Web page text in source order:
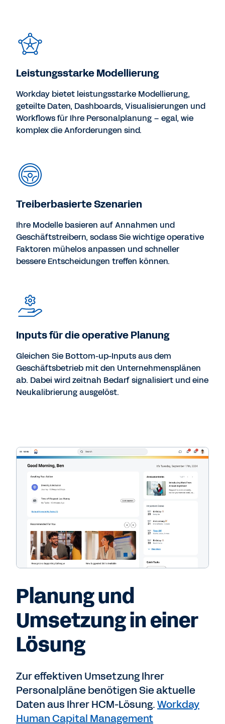
Leistungsstarke Modellierung
Workday bietet leistungsstarke Modellierung,
geteilte Daten, Dashboards, Visualisierungen und
Workflows für Ihre Personalplanung – egal, wie
komplex die Anforderungen sind.
Treiberbasierte Szenarien
Ihre Modelle basieren auf Annahmen und
Geschäftstreibern, sodass Sie wichtige operative
Faktoren mühelos anpassen und schneller
bessere Entscheidungen treffen können.
Inputs für die operative Planung
Gleichen Sie Bottom-up-Inputs aus dem
Geschäftsbetrieb mit den Unternehmensplänen
ab. Dabei wird zeitnah Bedarf signalisiert und eine
Neukalibrierung ausgelöst.
Planung und
Umsetzung in einer
Lösung
Zur effektiven Umsetzung Ihrer
Personalpläne benötigen Sie aktuelle
Daten aus Ihrer HCM-Lösung.Workday
Human Capital Management